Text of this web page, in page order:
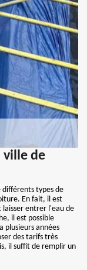
ville de
différents types de
En fait, il est
laisser entrer l'eau de
il est possible
plusieurs années
des tarifs très
il suffit de remplir un